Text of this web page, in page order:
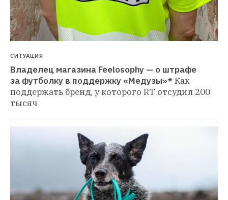
СИТУАЦИЯ
Владелец магазина Feelosophy — о штрафе
за футболку в поддержку «Медузы»*Как
поддержать бренд, у которого RT отсудил 200
тысяч